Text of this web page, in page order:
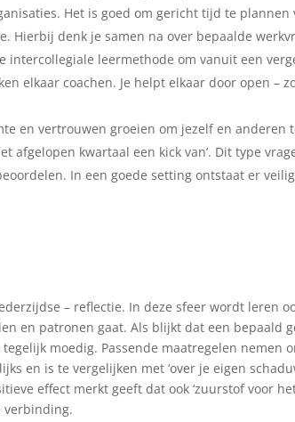
Het is goed om gericht tijd te
Hierbij denk je samen na over bepaalde
intercollegiale leermethode om vanuit een
elkaar coachen. Je helpt elkaar door open –
en vertrouwen groeien om jezelf en anderen
afgelopen kwartaal een kick van’. Dit type
In een goede setting ontstaat er
– reflectie. In deze sfeer wordt leren
en patronen gaat. Als blijkt dat een bepaald
moedig. Passende maatregelen nemen
en is te vergelijken met ‘over je eigen
effect merkt geeft dat ook ‘zuurstof voor
verbinding.